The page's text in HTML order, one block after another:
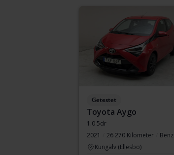
Getestet
Toyota Aygo
1.0 5dr
2021
26 270 Kilometer
Kungälv (Ellesbo)